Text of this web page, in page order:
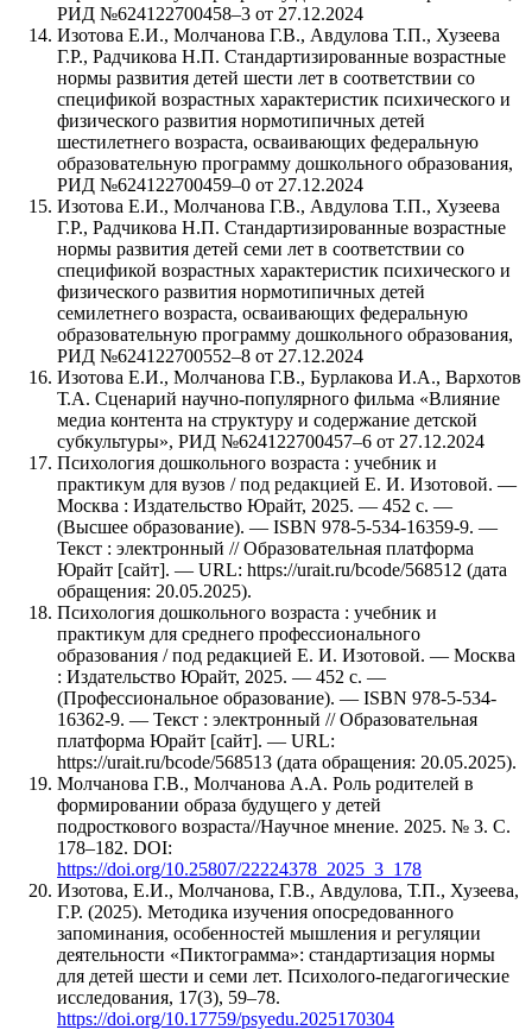
РИД №624122700458–3 от 27.12.2024
Изотова Е.И., Молчанова Г.В., Авдулова Т.П., Хузеева
Г.Р., Радчикова Н.П. Стандартизированные возрастные
нормы развития детей шести лет в соответствии со
спецификой возрастных характеристик психического и
физического развития нормотипичных детей
шестилетнего возраста, осваивающих федеральную
образовательную программу дошкольного образования,
РИД №624122700459–0 от 27.12.2024
Изотова Е.И., Молчанова Г.В., Авдулова Т.П., Хузеева
Г.Р., Радчикова Н.П. Стандартизированные возрастные
нормы развития детей семи лет в соответствии со
спецификой возрастных характеристик психического и
физического развития нормотипичных детей
семилетнего возраста, осваивающих федеральную
образовательную программу дошкольного образования,
РИД №624122700552–8 от 27.12.2024
Изотова Е.И., Молчанова Г.В., Бурлакова И.А., Вархотов
Т.А. Сценарий научно-популярного фильма «Влияние
медиа контента на структуру и содержание детской
субкультуры», РИД №624122700457–6 от 27.12.2024
Психология дошкольного возраста : учебник и
практикум для вузов / под редакцией Е. И. Изотовой. —
Москва : Издательство Юрайт, 2025. — 452 с. —
(Высшее образование). — ISBN 978-5-534-16359-9. —
Текст : электронный // Образовательная платформа
Юрайт [сайт]. — URL: https://urait.ru/bcode/568512 (дата
обращения: 20.05.2025).
Психология дошкольного возраста : учебник и
практикум для среднего профессионального
образования / под редакцией Е. И. Изотовой. — Москва
: Издательство Юрайт, 2025. — 452 с. —
(Профессиональное образование). — ISBN 978-5-534-
16362-9. — Текст : электронный // Образовательная
платформа Юрайт [сайт]. — URL:
https://urait.ru/bcode/568513 (дата обращения: 20.05.2025).
Молчанова Г.В., Молчанова А.А. Роль родителей в
формировании образа будущего у детей
подросткового возраста//Научное мнение. 2025. № 3. С.
178–182. DOI:
https://doi.org/10.25807/22224378_2025_3_178
Изотова, Е.И., Молчанова, Г.В., Авдулова, Т.П., Хузеева,
Г.Р. (2025). Методика изучения опосредованного
запоминания, особенностей мышления и регуляции
деятельности «Пиктограмма»: стандартизация нормы
для детей шести и семи лет. Психолого-педагогические
исследования, 17(3), 59–78.
https://doi.org/10.17759/psyedu.2025170304